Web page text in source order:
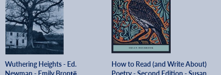
Wuthering Heights - Ed.
How to Read (and Write About)